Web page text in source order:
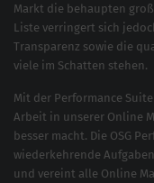
Markt die behaupten
Liste verringert sich
Transparenz sowie die
viele im Schatten stehen.
Mit der Performance Suite
Arbeit in unserer Online
besser macht. Die OSG
wiederkehrende
und vereint alle Online